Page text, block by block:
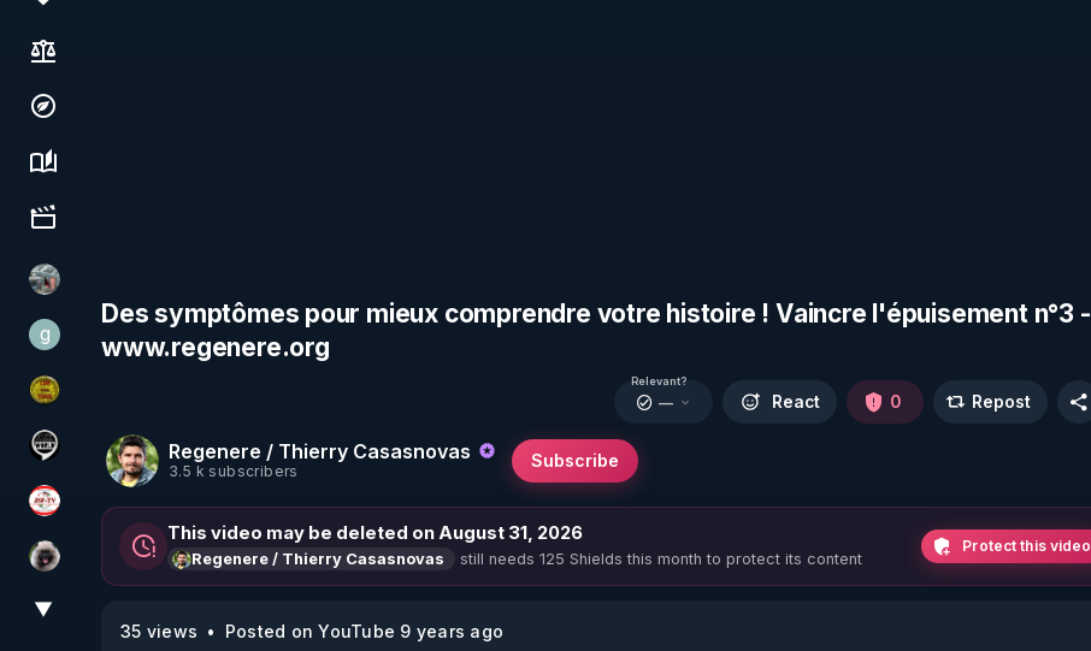
Society, justice & freedoms
Economy, environment & technology
Science, history & spirituality
Culture, media & entertainment
Ben Garneau
ggilo59
CDS pour TOUS
Notre Réalité Est Falsifiée Et Fausse
JSF - TV
Priscane
▼
Des symptômes pour mieux comprendre votre histoire ! Vaincre l'épuisement n°3 -
www.regenere.org
Regenere / Thierry Casasnovas
3.5 k subscribers
Subscribe
Relevant?
— React 0 Repost
This video may be deleted on August 31, 2026
Regenere / Thierry Casasnovas still needs 125 Shields this month to protect its content
Protect this video
35 views
Posted on YouTube 9 years ago